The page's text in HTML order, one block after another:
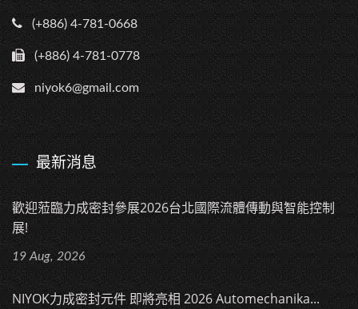
(+886) 4-781-0668
(+886) 4-781-0778
niyok6@gmail.com
最新消息
歡迎蒞臨力成密封參展2026台北國際流體傳動與智能控制
展!
19 Aug, 2026
NIYOK力成密封元件 即將亮相 2026 Automechanika...